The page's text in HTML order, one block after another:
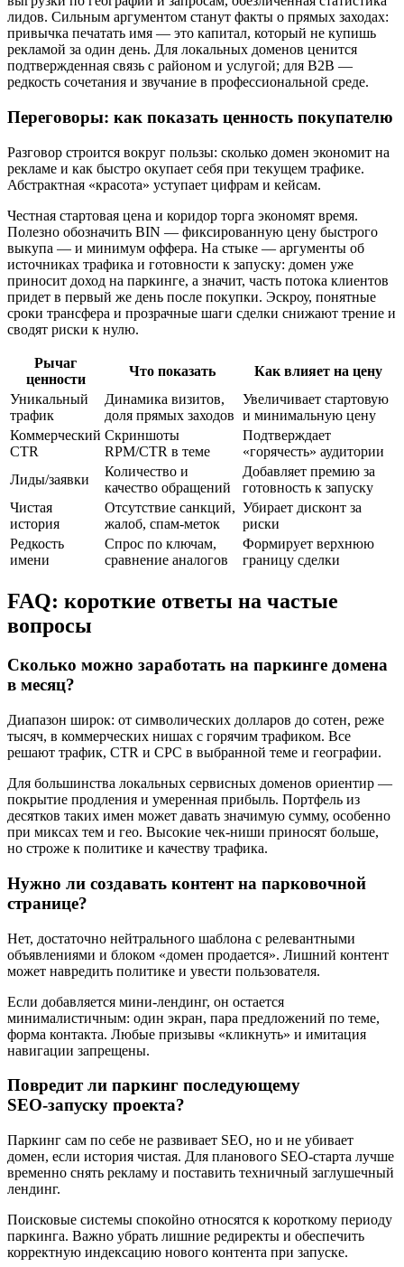
лидов. Сильным аргументом станут факты о прямых заходах:
привычка печатать имя — это капитал, который не купишь
рекламой за один день. Для локальных доменов ценится
подтвержденная связь с районом и услугой; для B2B —
редкость сочетания и звучание в профессиональной среде.
Переговоры: как показать ценность покупателю
Разговор строится вокруг пользы: сколько домен экономит на
рекламе и как быстро окупает себя при текущем трафике.
Абстрактная «красота» уступает цифрам и кейсам.
Честная стартовая цена и коридор торга экономят время.
Полезно обозначить BIN — фиксированную цену быстрого
выкупа — и минимум оффера. На стыке — аргументы об
источниках трафика и готовности к запуску: домен уже
приносит доход на паркинге, а значит, часть потока клиентов
придет в первый же день после покупки. Эскроу, понятные
сроки трансфера и прозрачные шаги сделки снижают трение и
сводят риски к нулю.
Рычаг
ценности
Что показать
Как влияет на цену
Уникальный
трафик
Динамика визитов,
доля прямых заходов
Увеличивает стартовую
и минимальную цену
Коммерческий
CTR
Скриншоты
RPM/CTR в теме
Подтверждает
«горячесть» аудитории
Лиды/заявки
Количество и
качество обращений
Добавляет премию за
готовность к запуску
Чистая
история
Отсутствие санкций,
жалоб, спам‑меток
Убирает дисконт за
риски
Редкость
имени
Спрос по ключам,
сравнение аналогов
Формирует верхнюю
границу сделки
FAQ: короткие ответы на частые
вопросы
Сколько можно заработать на паркинге домена
в месяц?
Диапазон широк: от символических долларов до сотен, реже
тысяч, в коммерческих нишах с горячим трафиком. Все
решают трафик, CTR и CPC в выбранной теме и географии.
Для большинства локальных сервисных доменов ориентир —
покрытие продления и умеренная прибыль. Портфель из
десятков таких имен может давать значимую сумму, особенно
при миксах тем и гео. Высокие чек‑ниши приносят больше,
но строже к политике и качеству трафика.
Нужно ли создавать контент на парковочной
странице?
Нет, достаточно нейтрального шаблона с релевантными
объявлениями и блоком «домен продается». Лишний контент
может навредить политике и увести пользователя.
Если добавляется мини‑лендинг, он остается
минималистичным: один экран, пара предложений по теме,
форма контакта. Любые призывы «кликнуть» и имитация
навигации запрещены.
Повредит ли паркинг последующему
SEO‑запуску проекта?
Паркинг сам по себе не развивает SEO, но и не убивает
домен, если история чистая. Для планового SEO‑старта лучше
временно снять рекламу и поставить техничный заглушечный
лендинг.
Поисковые системы спокойно относятся к короткому периоду
паркинга. Важно убрать лишние редиректы и обеспечить
корректную индексацию нового контента при запуске.